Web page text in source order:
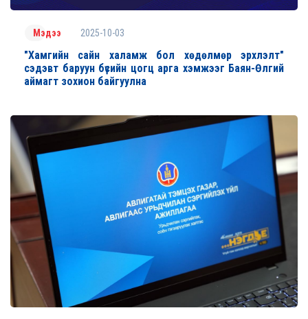
Мэдээ 2025-10-03
"Хамгийн сайн халамж бол хөдөлмөр эрхлэлт"
сэдэвт баруун бүсийн цогц арга хэмжээг Баян-Өлгий
аймагт зохион байгуулна